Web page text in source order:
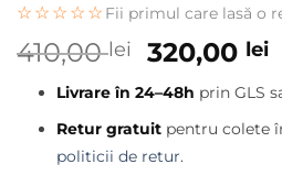
☆☆☆☆☆ Fii primul care lasă o
410,00lei
Prețul
inițial
a
fost:
410,00 lei.
320,00 lei
Livrare în 24–48h prin GLS
Retur gratuit pentru colete
politicii de retur.